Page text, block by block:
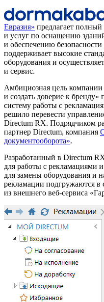
Евразия» предлагает
и услуг по оснащению
и обеспечению
поддерживает высокие
оборудования и
и сервис.
Амбициозная цель компании
и создать доверие к
систему работы с
решило перевести
Directum RX. Подрядчиком
партнер Directum, компания
документооборота».
Разработанный в Directum
для работы с рекламациями
для замены оборудования и
рекламации подгружаются в
из внешнего веб-сервиса